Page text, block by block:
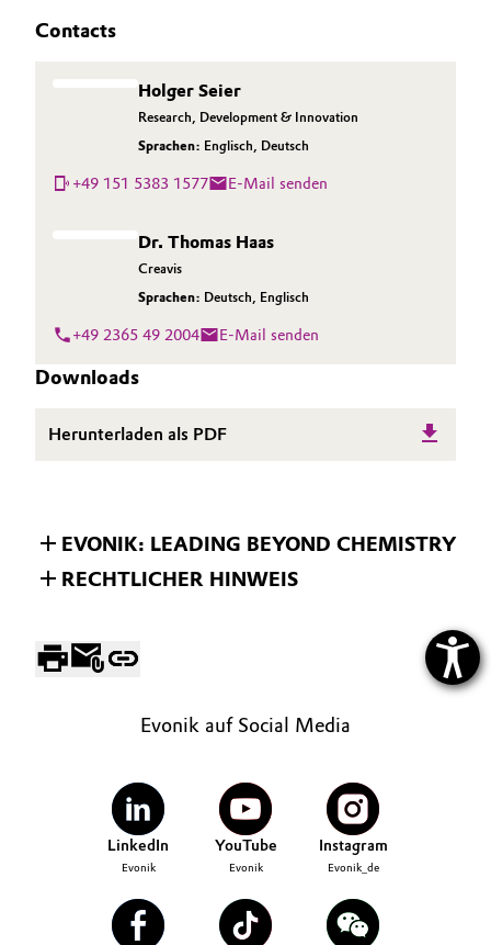
Contacts
Holger Seier
Research, Development & Innovation
Sprachen: Englisch, Deutsch
+49 151 5383 1577 E-Mail senden
Dr. Thomas Haas
Creavis
Sprachen: Deutsch, Englisch
+49 2365 49 2004 E-Mail senden
Downloads
Herunterladen als PDF
EVONIK: LEADING BEYOND CHEMISTRY
RECHTLICHER HINWEIS
Evonik auf Social Media
LinkedIn
Evonik
YouTube
Evonik
Instagram
Evonik_de